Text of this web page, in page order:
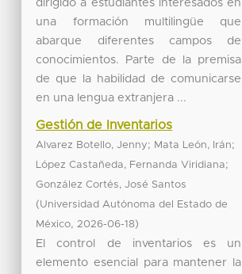
dirigido a estudiantes interesados en
una formación multilingüe que
abarque diferentes campos de
conocimientos. Parte de la premisa
de que la habilidad de comunicarse
en una lengua extranjera ...
Gestión de Inventarios
Alvarez Botello, Jenny; Mata León, Irán;
López Castañeda, Fernanda Viridiana;
González Cortés, José Santos
(Universidad Autónoma del Estado de
México, 2026-06-18)
El control de inventarios es un
elemento esencial para mantener la